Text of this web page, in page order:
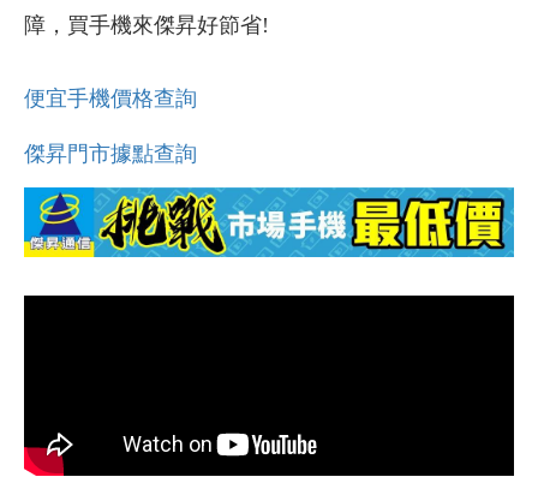
障，買手機來傑昇好節省!
便宜手機價格查詢
傑昇門市據點查詢